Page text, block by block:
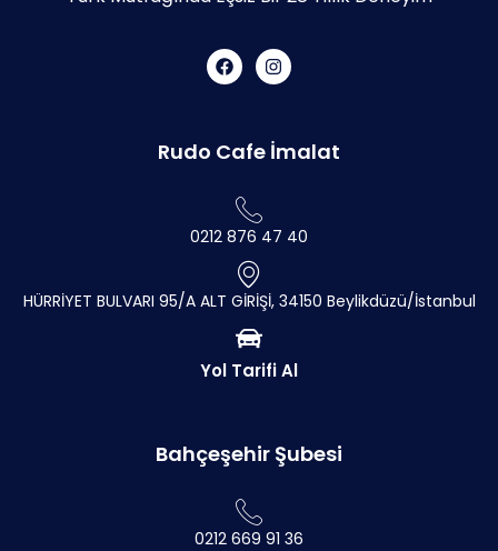
Rudo Cafe İmalat
0212 876 47 40
HÜRRİYET BULVARI 95/A ALT GİRİŞİ, 34150 Beylikdüzü/İstanbul
Yol Tarifi Al
Bahçeşehir Şubesi
0212 669 91 36